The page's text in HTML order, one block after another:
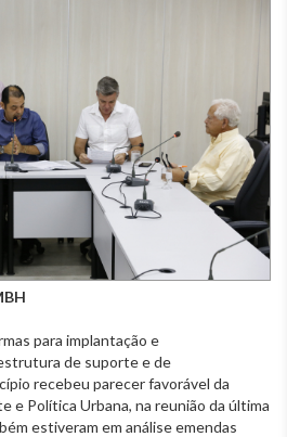
para implantação e
de suporte e de
recebeu parecer favorável da
e Política Urbana, na reunião da última
estiveram em análise emendas